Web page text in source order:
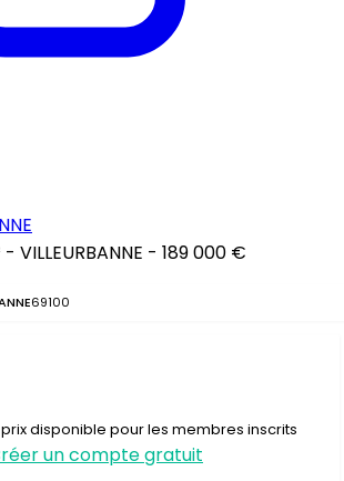
VILLEURBANNE - 189 000 €
69100
disponible pour les membres inscrits
un compte gratuit